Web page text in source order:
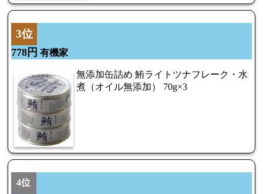
3位
778円 有機家
無添加缶詰め 鮪ライトツナフレーク・水
煮（オイル無添加） 70g×3
4位